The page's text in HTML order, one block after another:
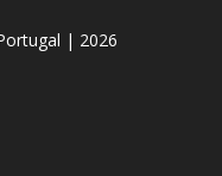
| 2026